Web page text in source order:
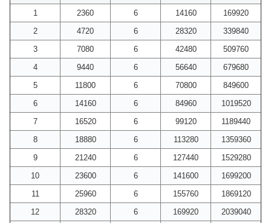
1
2360 6 14160
169920
2
4720 6 28320
339840
3
7080 6 42480
509760
4
9440 6 56640
679680
5
11800 6 70800
849600
6
14160 6 84960
1019520
7
16520 6 99120
1189440
8
18880 6 113280
1359360
9
21240 6 127440
1529280
10
23600 6 141600
1699200
11
25960 6 155760
1869120
12
28320 6 169920
2039040